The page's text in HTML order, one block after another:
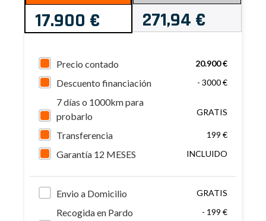
17.900 € 271,94 €
Precio contado 20.900 €
Descuento financiación - 3000 €
7 días o 1000km para
probarlo
GRATIS
Transferencia 199 €
Garantía 12 MESES INCLUIDO
Envio a Domicilio GRATIS
Recogida en Pardo - 199 €